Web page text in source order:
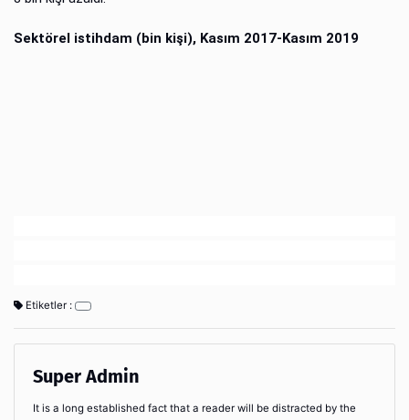
Sektörel istihdam (bin kişi), Kasım 2017-Kasım 2019
Etiketler :
Super Admin
It is a long established fact that a reader will be distracted by the